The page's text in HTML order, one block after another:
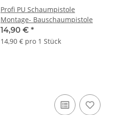
Profi PU Schaumpistole
Montage- Bauschaumpistole
14,90 € *
14,90 € pro 1 Stück